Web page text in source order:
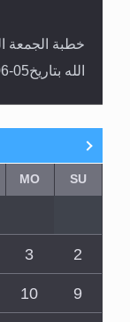
خطبة الجمعة
الله بتاريخ05-06-2026
SU
MO
2
3
9
10